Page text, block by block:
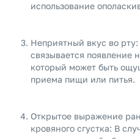
использование
Неприятный вкус во рту:
связывается появление
который может быть
приема пищи или питья.
Открытое выражение
кровяного сгустка: В